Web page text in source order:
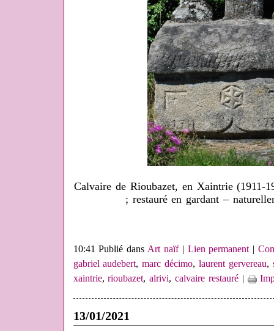
Calvaire de Rioubazet, en Xaintrie (1911-
; restauré en gardant –
10:41 Publié dansArt naïf| Lien permanent|
gabriel audebert,marc décimo, laurent gervereau,
xaintrie,rioubazet,alrivi,calvaire restauré|
13/01/2021